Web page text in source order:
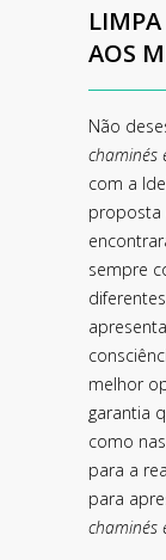
AOS
Não
chaminés
com a
proposta
sempre
melhor
garantia
como
para a
para
chaminés